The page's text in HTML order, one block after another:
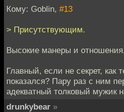
Кому: Goblin, #13
> Присутствующим.
Высокие манеры и
Главный, если не секрет, как
показался? Пару раз с ним
адекватный толковый мужик
drunkybear »